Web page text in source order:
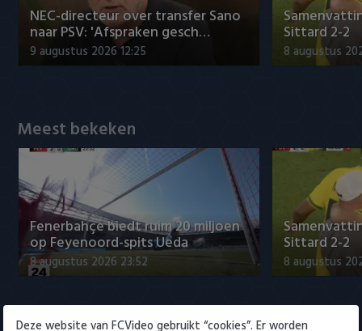
Roda JC
SC Heerenveen
Vitesse
Willem II
NEC-directeur over transfer Sano
naar PSV: 'Afspraken gesch…
9 augustus 2026 12:25
Sittard 2-2
8 augustus
Meest bekeken
Fenerbahçe biedt ruim 20 miljoen
op Feyenoord-spits Ueda
8 augustus 2026 23:52
Sittard 2-2
8 augustus
Eredivisie
Deze website van FCVideo gebruikt “cookies”. Er worden